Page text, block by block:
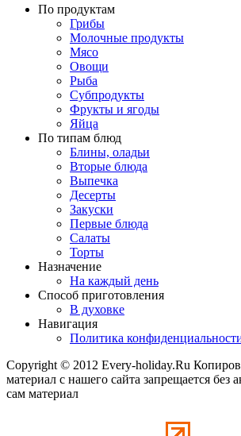
По продуктам
Грибы
Молочные продукты
Мясо
Овощи
Рыба
Субпродукты
Фрукты и ягоды
Яйца
По типам блюд
Блины, оладьи
Вторые блюда
Выпечка
Десерты
Закуски
Первые блюда
Салаты
Торты
Назначение
На каждый день
Способ приготовления
В духовке
Навигация
Политика
Copyright © 2012 Every-holiday.Ru
материал с нашего сайта запрещается без
сам материал